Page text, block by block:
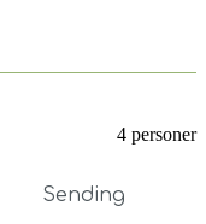
4 personer
Sending